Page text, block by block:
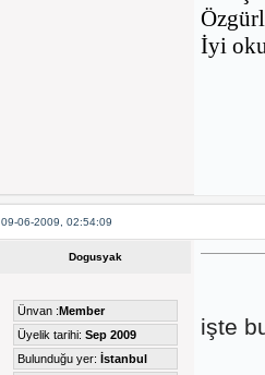
İyi
09-06-2009, 02:54:09
Dogusyak
Ünvan :Member
Üyelik tarihi: Sep 2009
Bulunduğu yer: İstanbul
işte